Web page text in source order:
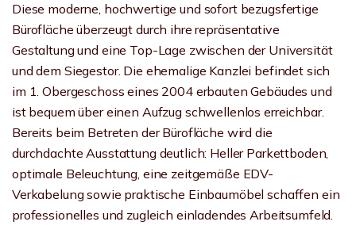
Diese moderne, hochwertige und sofort bezugsfertige
Bürofläche überzeugt durch ihre repräsentative
Gestaltung und eine Top-Lage zwischen der Universität
und dem Siegestor. Die ehemalige Kanzlei befindet sich
im 1. Obergeschoss eines 2004 erbauten Gebäudes und
ist bequem über einen Aufzug schwellenlos erreichbar.
Bereits beim Betreten der Bürofläche wird die
durchdachte Ausstattung deutlich: Heller Parkettboden,
optimale Beleuchtung, eine zeitgemäße EDV-
Verkabelung sowie praktische Einbaumöbel schaffen ein
professionelles und zugleich einladendes Arbeitsumfeld.